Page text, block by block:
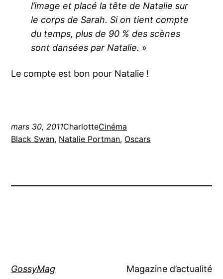
l’image et placé la tête de Natalie sur
le corps de Sarah. Si on tient compte
du temps, plus de 90 % des scènes
sont dansées par Natalie. »
Le compte est bon pour Natalie !
mars 30, 2011CharlotteCinéma
Black Swan, Natalie Portman, Oscars
GossyMag Magazine d’actualité